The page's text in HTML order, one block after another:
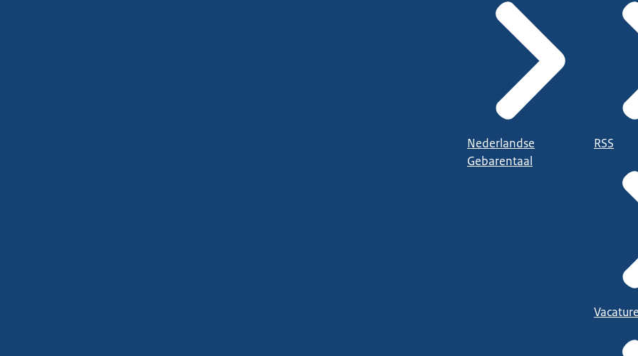
Nederlandse
Gebarentaal
RSS